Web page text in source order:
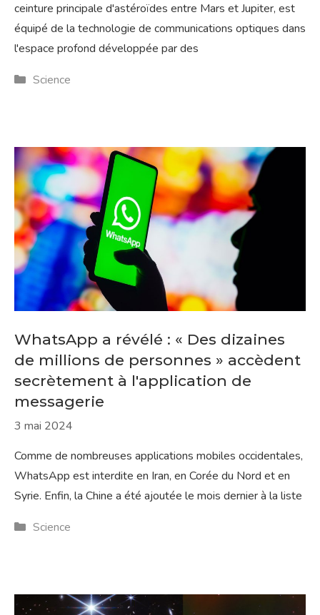
ceinture principale d'astéroïdes entre Mars et Jupiter, est
équipé de la technologie de communications optiques dans
l'espace profond développée par des
Catégories
Science
WhatsApp a révélé : « Des dizaines
de millions de personnes » accèdent
secrètement à l'application de
messagerie
3 mai 2024
Comme de nombreuses applications mobiles occidentales,
WhatsApp est interdite en Iran, en Corée du Nord et en
Syrie. Enfin, la Chine a été ajoutée le mois dernier à la liste
Catégories
Science